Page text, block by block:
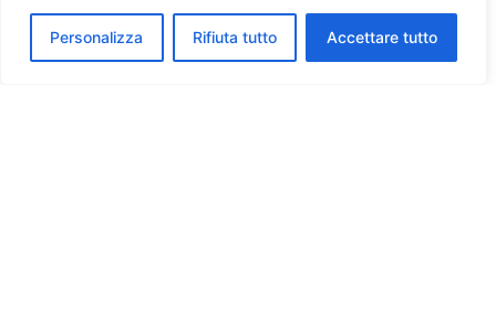
Personalizza Rifiuta tutto Accettare tutto